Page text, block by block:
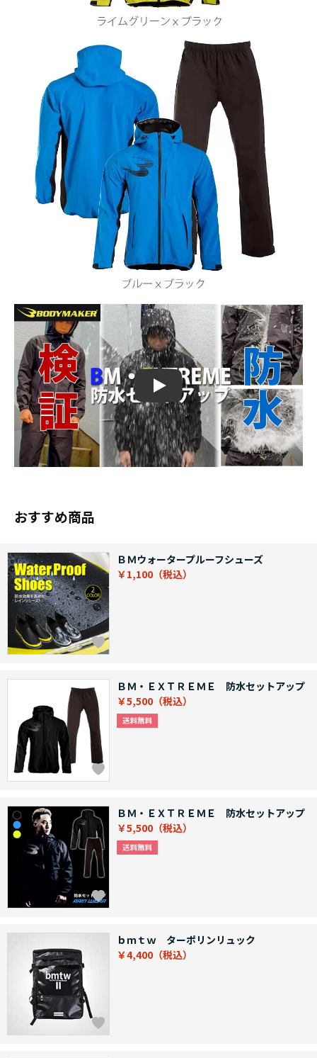
Play
おすすめ商品
ＢＭウォータープルーフシューズ
￥1,100
ＢＭ・ＥＸＴＲＥＭＥ 防水セットアップ
￥5,500
ＢＭ・ＥＸＴＲＥＭＥ 防水セットアップ
￥5,500
ｂｍｔｗ ターポリンリュック
￥4,400